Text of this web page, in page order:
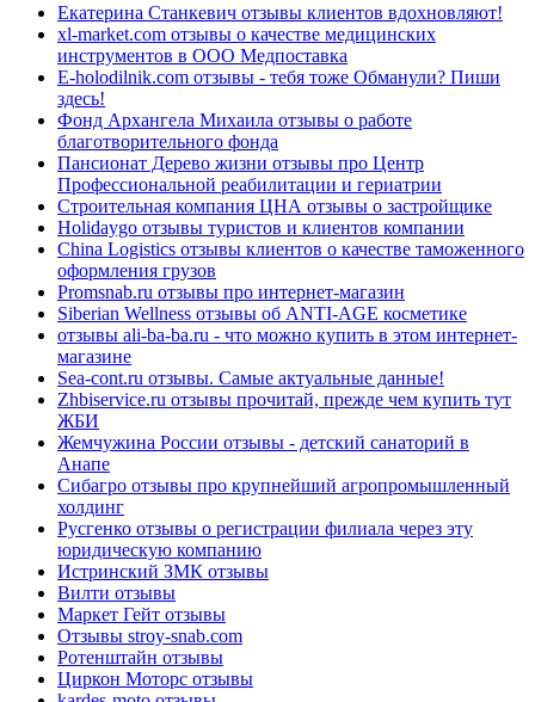
Екатерина Станкевич отзывы клиентов вдохновляют!
xl-market.com отзывы о качестве медицинских
инструментов в ООО Медпоставка
E-holodilnik.com отзывы - тебя тоже Обманули? Пиши
здесь!
Фонд Архангела Михаила отзывы о работе
благотворительного фонда
Пансионат Дерево жизни отзывы про Центр
Профессиональной реабилитации и гериатрии
Строительная компания ЦНА отзывы о застройщике
Holidaygo отзывы туристов и клиентов компании
China Logistics отзывы клиентов о качестве таможенного
оформления грузов
Promsnab.ru отзывы про интернет-магазин
Siberian Wellness отзывы об ANTI-AGE косметике
отзывы ali-ba-ba.ru - что можно купить в этом интернет-
магазине
Sea-cont.ru отзывы. Самые актуальные данные!
Zhbiservice.ru отзывы прочитай, прежде чем купить тут
ЖБИ
Жемчужина России отзывы - детский санаторий в
Анапе
Сибагро отзывы про крупнейший агропромышленный
холдинг
Русгенко отзывы о регистрации филиала через эту
юридическую компанию
Истринский ЗМК отзывы
Вилти отзывы
Маркет Гейт отзывы
Отзывы stroy-snab.com
Ротенштайн отзывы
Циркон Моторс отзывы